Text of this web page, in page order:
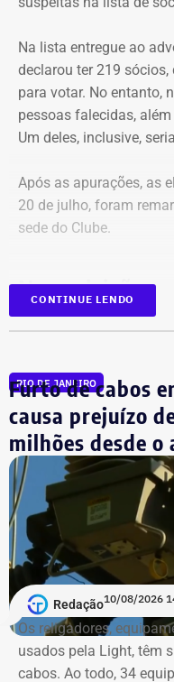
Na lista entregue ao
declarou ter 219
para votar. No entanto,
pessoas falecidas,
Um deles, inclusive,
Após as apurações, as
20 de julho, foram
sede do Clube.
Nova eleição
três décadas
sócios que
ausência de eleições
lazer com cerca de 12
para o Cristo Redentor,
O Clube foi fundado na
bom tempo — para
prolongada.
Com informações do
“O Globo”.
CONTINUE LENDO
RIO DE JANEIRO
Furto de cabos
causa prejuízo
milhões desde o
Redação10/08/2026
Os religadores,
usados pela Light, têm
cabos. Ao todo, 34